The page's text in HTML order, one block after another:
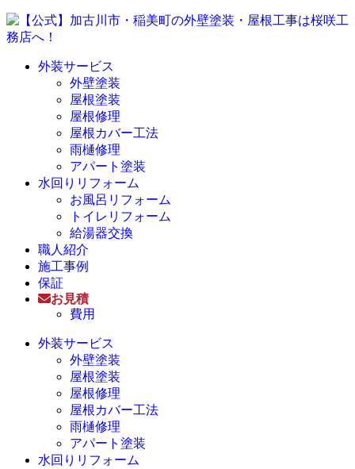
外装サービス
外壁塗装
屋根塗装
屋根修理
屋根カバー工法
雨樋修理
アパート塗装
水回りリフォーム
お風呂リフォーム
トイレリフォーム
給湯器交換
職人紹介
施工事例
保証
お見積
費用
外装サービス
外壁塗装
屋根塗装
屋根修理
屋根カバー工法
雨樋修理
アパート塗装
水回りリフォーム